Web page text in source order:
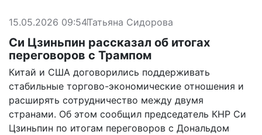
15.05.2026 09:54Татьяна Сидорова
Си Цзиньпин рассказал об итогах
переговоров с Трампом
Китай и США договорились поддерживать
стабильные торгово-экономические отношения и
расширять сотрудничество между двумя
странами. Об этом сообщил председатель КНР Си
Цзиньпин по итогам переговоров с Дональдом